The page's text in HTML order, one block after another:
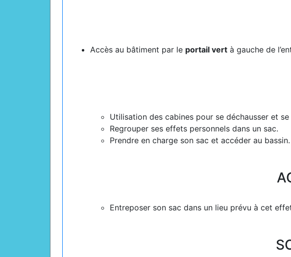
Accès au bâtiment par le portail vert à gauche de
Utilisation des cabines pour se déchausser et
Regrouper ses effets personnels dans un sac.
Prendre en charge son sac et accéder au bassin.
Entreposer son sac dans un lieu prévu à cet